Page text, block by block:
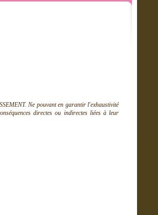
Ne pouvant en garantir l'exhaustivité
directes ou indirectes liées à leur